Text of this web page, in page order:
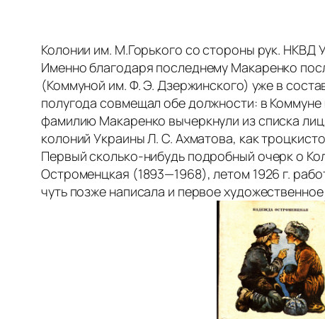
Колонии им. М.Горького со стороны рук. НКВД
Именно благодаря последнему Макаренко
(Коммуной им. Ф. Э. Дзержинского) уже в
полугода совмещал обе должности: в
фамилию Макаренко вычеркнули из списка
колоний Украины Л. С. Ахматова, как
Первый сколько-нибудь подробный очерк о
Остроменцкая (1893—1968), летом 1926 г.
чуть позже написала и первое